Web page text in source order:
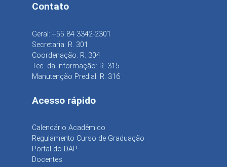
Contato
Geral: +55 84 3342-2301
Secretaria: R. 301
Coordenação: R. 304
Tec. da Informação: R. 315
Manutenção Predial: R. 316
Acesso rápido
Calendário Acadêmico
Regulamento Curso de Graduação
Portal do DAP
Docentes